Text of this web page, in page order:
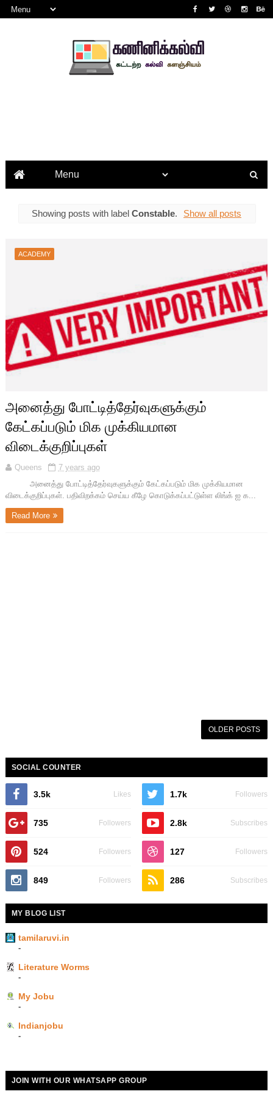
Showing posts with label Constable. Show all posts
ACADEMY
அனைத்து போட்டித்தேர்வுகளுக்கும்
கேட்கப்படும் மிக முக்கியமான
விடைக்குறிப்புகள்
Queens
7 years ago
அனைத்து போட்டித்தேர்வுகளுக்கும் கேட்கப்படும் மிக முக்கியமான
விடைக்குறிப்புகள். பதிவிறக்கம் செய்ய கீழே கொடுக்கப்பட்டுள்ள லிங்க் ஐ க...
Read More
OLDER POSTS
SOCIAL COUNTER
3.5k Likes 1.7k Followers
735 Followers 2.8k Subscribes
524 Followers 127 Followers
849 Followers 286 Subscribes
MY BLOG LIST
tamilaruvi.in
-
Literature Worms
-
My Jobu
-
Indianjobu
-
JOIN WITH OUR WHATSAPP GROUP